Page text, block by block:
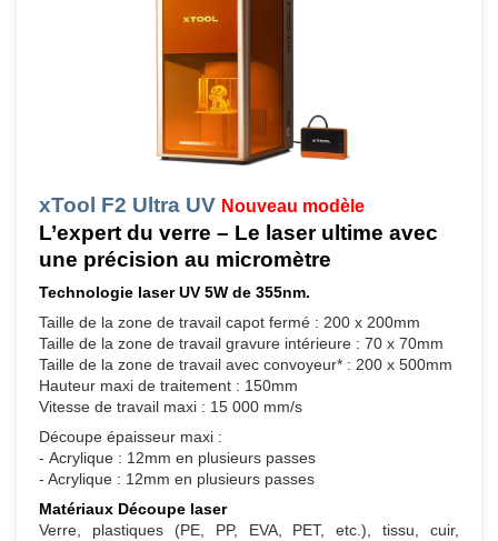
xTool F2 Ultra UV Nouveau modèle
L’expert du verre – Le laser ultime avec
une précision au micromètre
Technologie laser UV 5W de 355nm.
Taille de la zone de travail capot fermé : 200 x 200mm
Taille de la zone de travail gravure intérieure : 70 x 70mm
Taille de la zone de travail avec convoyeur* : 200 x 500mm
Hauteur maxi de traitement : 150mm
Vitesse de travail maxi : 15 000 mm/s
Découpe épaisseur maxi :
- Acrylique : 12mm en plusieurs passes
- Acrylique : 12mm en plusieurs passes
Matériaux Découpe laser
Verre, plastiques (PE, PP, EVA, PET, etc.), tissu, cuir,